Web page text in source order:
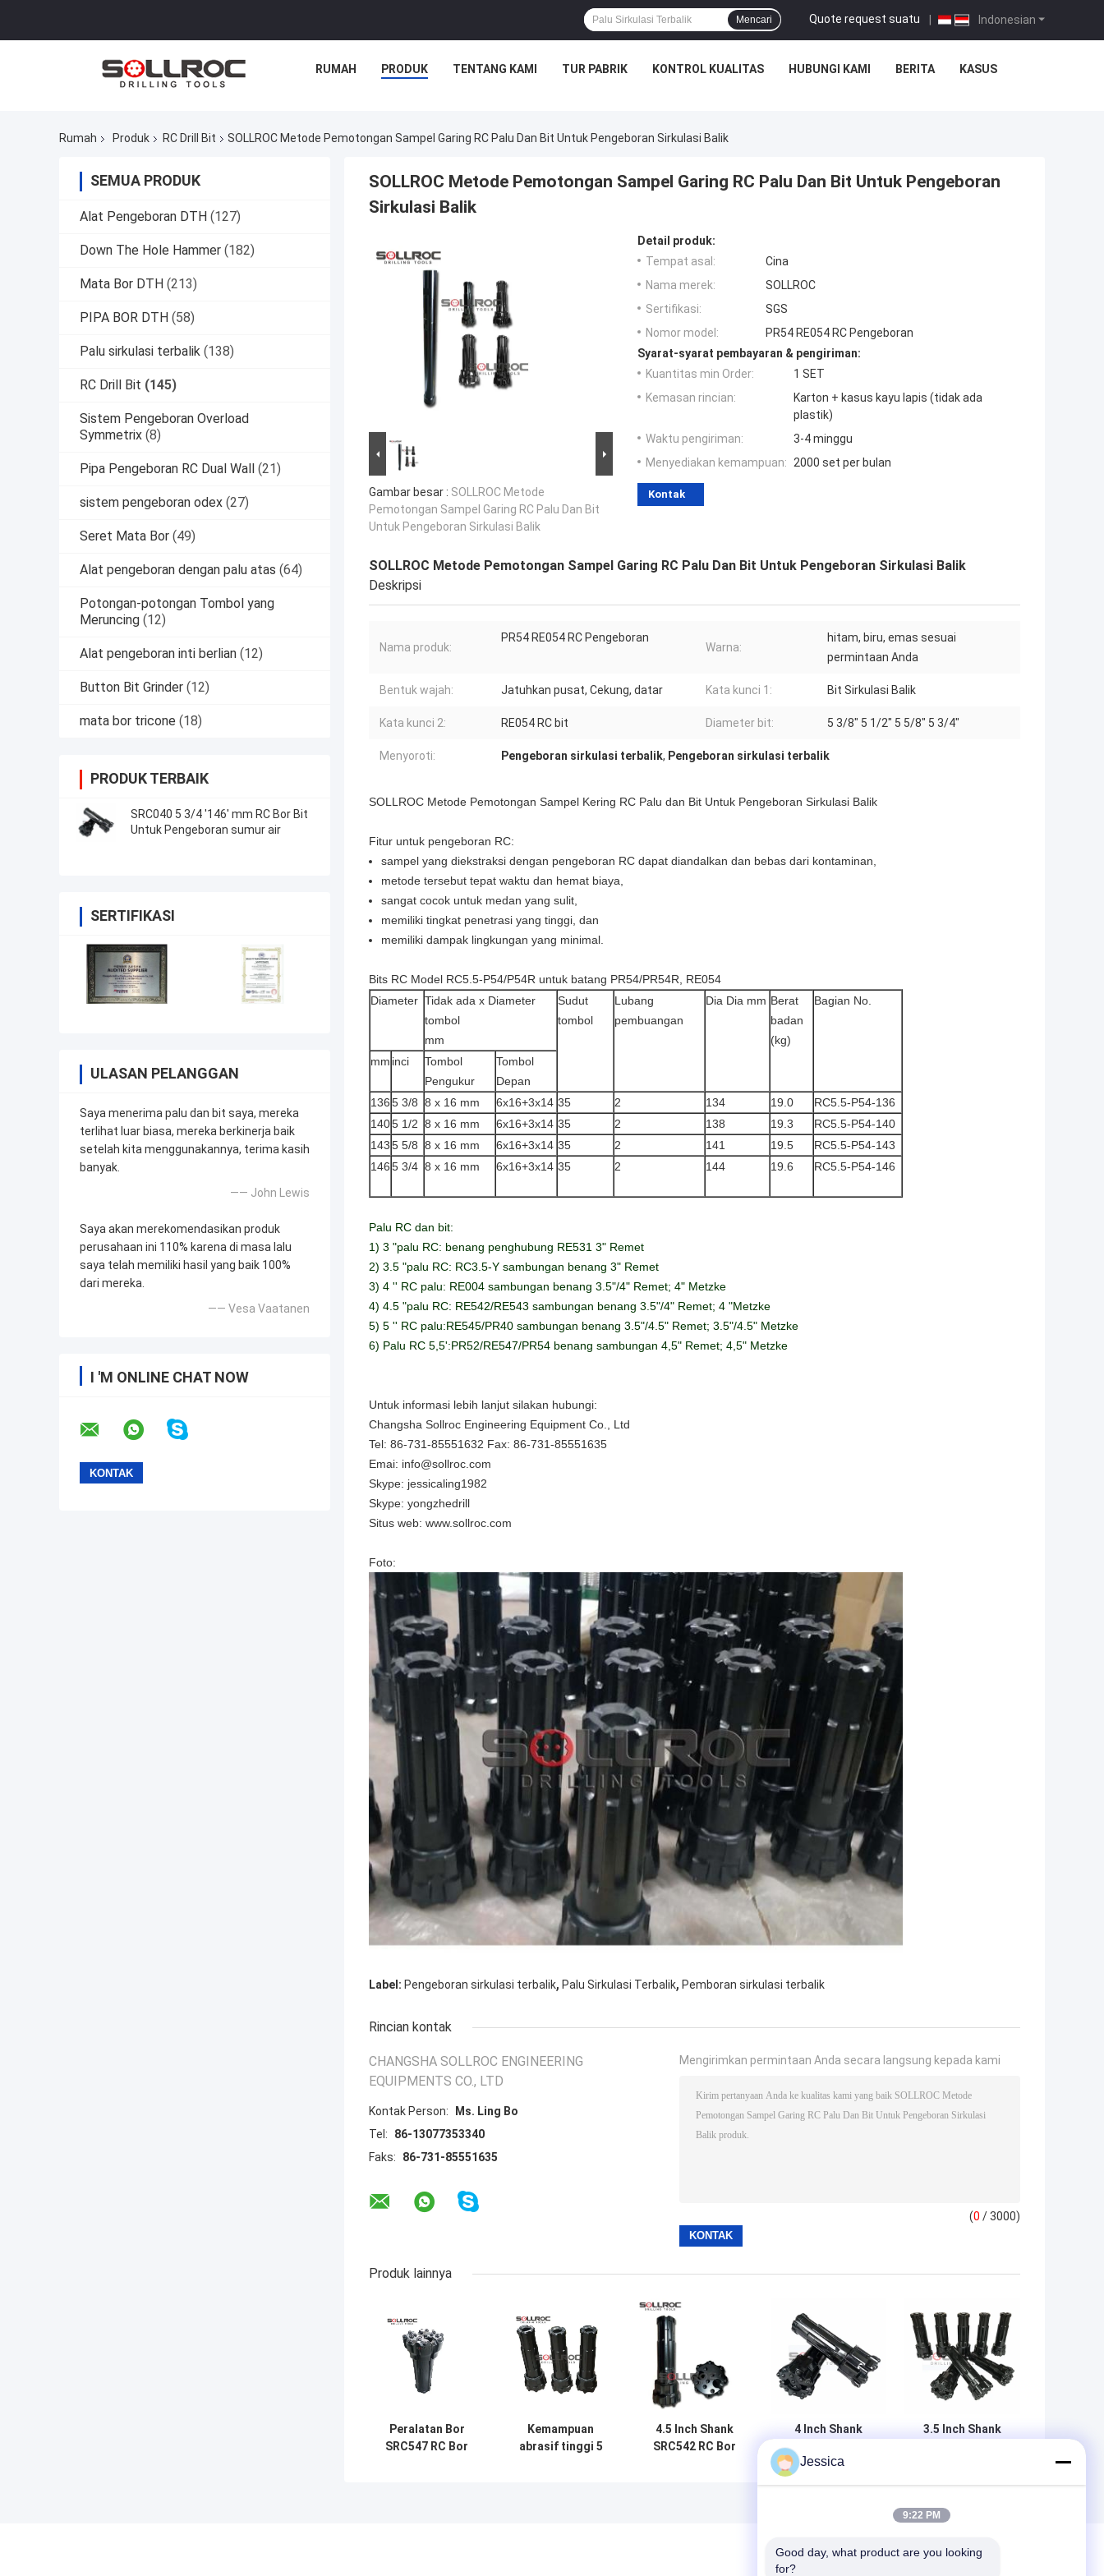
Indonesian
Quote request suatu |
Mencari
RUMAH PRODUK TENTANG KAMI TUR PABRIK KONTROL KUALITAS HUBUNGI KAMI BERITA KASUS
Rumah Produk RC Drill Bit SOLLROC Metode Pemotongan Sampel Garing RC Palu Dan Bit Untuk Pengeboran Sirkulasi Balik
SEMUA PRODUK
Alat Pengeboran DTH (127)
Down The Hole Hammer (182)
Mata Bor DTH (213)
PIPA BOR DTH (58)
Palu sirkulasi terbalik (138)
RC Drill Bit (145)
Sistem Pengeboran Overload
Symmetrix (8)
Pipa Pengeboran RC Dual Wall (21)
sistem pengeboran odex (27)
Seret Mata Bor (49)
Alat pengeboran dengan palu atas (64)
Potongan-potongan Tombol yang
Meruncing (12)
Alat pengeboran inti berlian (12)
Button Bit Grinder (12)
mata bor tricone (18)
PRODUK TERBAIK
SRC040 5 3/4 '146' mm RC Bor Bit
Untuk Pengeboran sumur air
SERTIFIKASI
ULASAN PELANGGAN
Saya menerima palu dan bit saya, mereka
terlihat luar biasa, mereka berkinerja baik
setelah kita menggunakannya, terima kasih
banyak.
—— John Lewis
Saya akan merekomendasikan produk
perusahaan ini 110% karena di masa lalu
saya telah memiliki hasil yang baik 100%
dari mereka.
—— Vesa Vaatanen
I 'M ONLINE CHAT NOW
SOLLROC Metode Pemotongan Sampel Garing RC Palu Dan Bit Untuk Pengeboran
Sirkulasi Balik
Gambar besar : SOLLROC Metode
Pemotongan Sampel Garing RC Palu Dan Bit
Untuk Pengeboran Sirkulasi Balik
Detail produk:
Tempat asal:
Cina
Nama merek:
SOLLROC
Sertifikasi:
SGS
Nomor model:
PR54 RE054 RC Pengeboran
Syarat-syarat pembayaran & pengiriman:
Kuantitas min Order:
1 SET
Kemasan rincian:
Karton + kasus kayu lapis (tidak ada
plastik)
Waktu pengiriman:
3-4 minggu
Menyediakan kemampuan: 2000 set per bulan
Kontak
SOLLROC Metode Pemotongan Sampel Garing RC Palu Dan Bit Untuk Pengeboran Sirkulasi Balik
Deskripsi
Nama produk:
PR54 RE054 RC Pengeboran
Warna:
hitam, biru, emas sesuai
permintaan Anda
Bentuk wajah: Jatuhkan pusat, Cekung, datar Kata kunci 1: Bit Sirkulasi Balik
Kata kunci 2: RE054 RC bit Diameter bit: 5 3/8" 5 1/2" 5 5/8" 5 3/4"
Menyoroti: Pengeboran sirkulasi terbalik, Pengeboran sirkulasi terbalik
SOLLROC Metode Pemotongan Sampel Kering RC Palu dan Bit Untuk Pengeboran Sirkulasi Balik
Fitur untuk pengeboran RC:
sampel yang diekstraksi dengan pengeboran RC dapat diandalkan dan bebas dari kontaminan,
metode tersebut tepat waktu dan hemat biaya,
sangat cocok untuk medan yang sulit,
memiliki tingkat penetrasi yang tinggi, dan
memiliki dampak lingkungan yang minimal.
Bits RC Model RC5.5-P54/P54R untuk batang PR54/PR54R, RE054
Diameter Tidak ada x Diameter
tombol
mm
Sudut
tombol
Lubang
pembuangan
Dia Dia mm Berat
badan
(kg)
Bagian No.
mm inci
Tombol
Pengukur
Tombol
Depan
1365 3/8 8 x 16 mm 6x16+3x14 35 2 134 19.0
RC5.5-P54-136
1405 1/2 8 x 16 mm 6x16+3x14 35 2 138 19.3
RC5.5-P54-140
1435 5/8 8 x 16 mm 6x16+3x14 35 2 141 19.5
RC5.5-P54-143
1465 3/4 8 x 16 mm 6x16+3x14 35 2 144 19.6 RC5.5-P54-146
Palu RC dan bit:
1) 3 "palu RC: benang penghubung RE531 3" Remet
2) 3.5 "palu RC: RC3.5-Y sambungan benang 3" Remet
3) 4 '' RC palu: RE004 sambungan benang 3.5"/4" Remet; 4" Metzke
4) 4.5 "palu RC: RE542/RE543 sambungan benang 3.5"/4" Remet; 4 "Metzke
5) 5 '' RC palu:RE545/PR40 sambungan benang 3.5"/4.5" Remet; 3.5"/4.5" Metzke
6) Palu RC 5,5':PR52/RE547/PR54 benang sambungan 4,5" Remet; 4,5" Metzke
Untuk informasi lebih lanjut silakan hubungi:
Changsha Sollroc Engineering Equipment Co., Ltd
Tel: 86-731-85551632 Fax: 86-731-85551635
Emai: info@sollroc.com
Skype: jessicaling1982
Skype: yongzhedrill
Situs web: www.sollroc.com
Foto:
Label: Pengeboran sirkulasi terbalik, Palu Sirkulasi Terbalik, Pemboran sirkulasi terbalik
Rincian kontak
CHANGSHA SOLLROC ENGINEERING
EQUIPMENTS CO., LTD
Kontak Person:
Ms. Ling Bo
Tel:
86-13077353340
Faks:
86-731-85551635
Mengirimkan permintaan Anda secara langsung kepada kami
(0 / 3000)
Produk lainnya
Peralatan Bor
SRC547 RC Bor
Kemampuan
abrasif tinggi 5
4.5 Inch Shank
SRC542 RC Bor
4 Inch Shank
Pengeboran Bit
3.5 Inch Shank
Sumur Air
Jessica
9:22 PM
Good day, what product are you looking
for?